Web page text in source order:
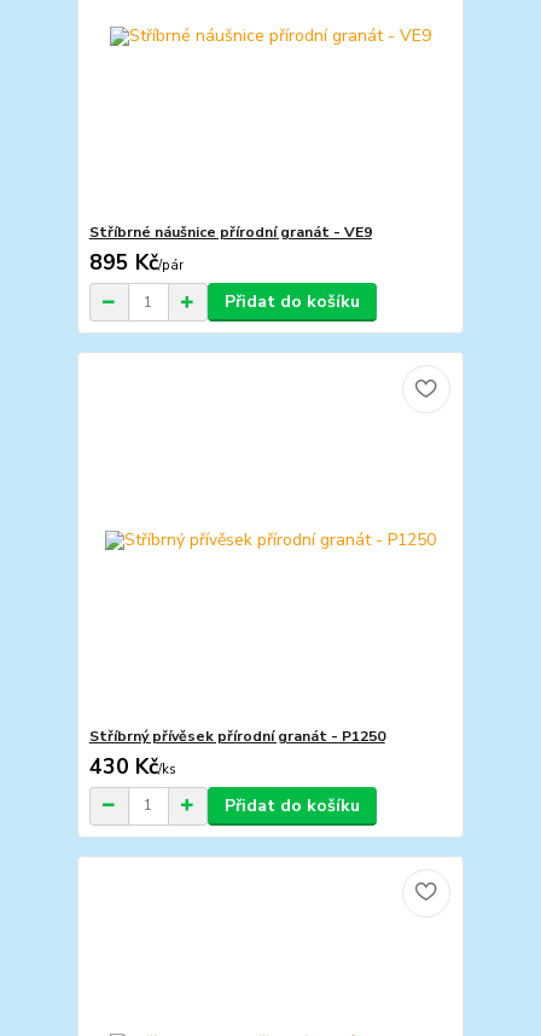
Stříbrné náušnice přírodní granát - VE9
895 Kč/pár
Přidat do košíku
Stříbrný přívěsek přírodní granát - P1250
430 Kč/ks
Přidat do košíku